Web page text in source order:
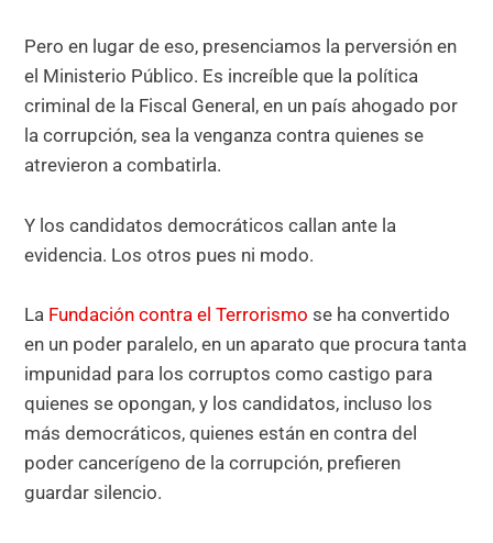
Pero en lugar de eso, presenciamos la perversión en
el Ministerio Público. Es increíble que la política
criminal de la Fiscal General, en un país ahogado por
la corrupción, sea la venganza contra quienes se
atrevieron a combatirla.
Y los candidatos democráticos callan ante la
evidencia. Los otros pues ni modo.
La Fundación contra el Terrorismo se ha convertido
en un poder paralelo, en un aparato que procura tanta
impunidad para los corruptos como castigo para
quienes se opongan, y los candidatos, incluso los
más democráticos, quienes están en contra del
poder cancerígeno de la corrupción, prefieren
guardar silencio.